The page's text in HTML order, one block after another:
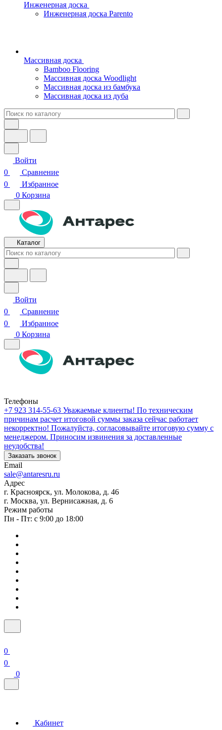
Инженерная доска
Инженерная доска Parento
Массивная доска
Bamboo Flooring
Массивная доска Woodlight
Массивная доска из бамбука
Массивная доска из дуба
Войти
0
Сравнение
0
Избранное
0 Корзина
Каталог
Войти
0
Сравнение
0
Избранное
0 Корзина
Телефоны
+7 923 314-55-63 Уважаемые клиенты! По техническим
причинам расчет итоговой суммы заказа сейчас работает
некорректно! Пожалуйста, согласовывайте итоговую сумму с
менеджером. Приносим извинения за доставленные
неудобства!
Заказать звонок
Email
sale@antaresru.ru
Адрес
г. Красноярск, ул. Молокова, д. 46
г. Москва, ул. Вернисажная, д. 6
Режим работы
Пн - Пт: с 9:00 до 18:00
0
0
0
Кабинет